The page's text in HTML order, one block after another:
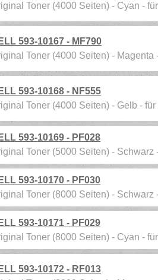
Toner (4000 Seiten) - Cyan -
593-10167 - MF790
Toner (4000 Seiten) -
593-10168 - NF555
Toner (4000 Seiten) - Gelb -
593-10169 - PF028
Toner (5000 Seiten) -
593-10170 - PF030
Toner (8000 Seiten) -
593-10171 - PF029
Toner (8000 Seiten) - Cyan -
593-10172 - RF013